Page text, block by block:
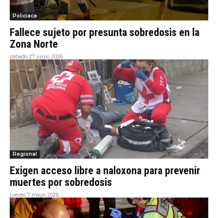
Policiaca
Fallece sujeto por presunta sobredosis en la
Zona Norte
sábado 27 junio 2026
Regional
Exigen acceso libre a naloxona para prevenir
muertes por sobredosis
jueves 7 mayo 2026